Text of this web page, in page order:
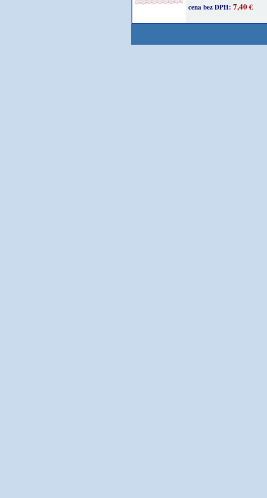
cena bez DPH: 7,40 €